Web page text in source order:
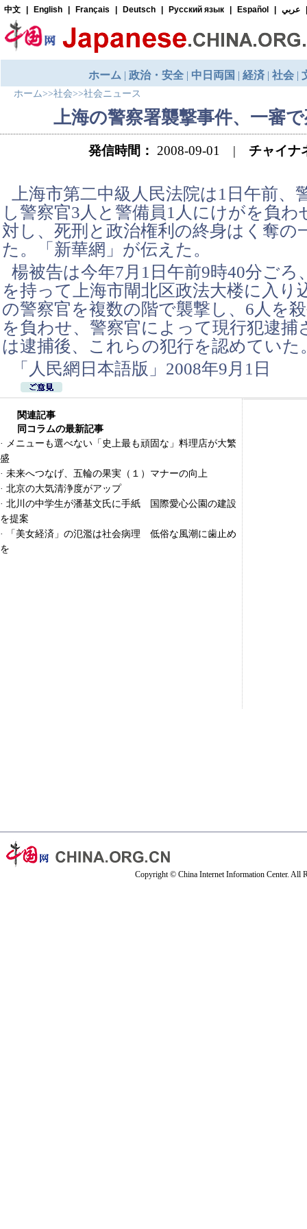
ホーム>>社会>>社会ニュース
上海の警察署襲撃事件、一審
発信時間： 2008-09-01 | チャイナ
上海市第二中級人民法院は1日午前、
し警察官3人と警備員1人にけがを負わ
対し、死刑と政治権利の終身はく奪の
た。「新華網」が伝えた。
楊被告は今年7月1日午前9時40分ごろ
を持って上海市閘北区政法大楼に入り
の警察官を複数の階で襲撃し、6人を
を負わせ、警察官によって現行犯逮捕
は逮捕後、これらの犯行を認めていた
「人民網日本語版」2008年9月1日
関連記事
同コラムの最新記事
· メニューも選べない「史上最も頑固な」料理店が大繁
盛
· 未来へつなげ、五輪の果実（１）マナーの向上
· 北京の大気清浄度がアップ
· 北川の中学生が潘基文氏に手紙 国際愛心公園の建設
を提案
·
「美女経済」の氾濫は社会病理 低俗な風潮に歯止め
を